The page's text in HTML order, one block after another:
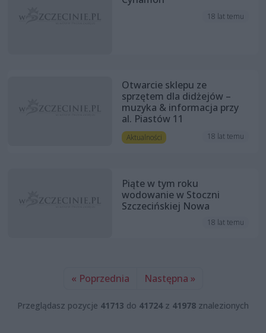
18 lat temu
Otwarcie sklepu ze
sprzętem dla didżejów –
muzyka & informacja przy
al. Piastów 11
Aktualności 18 lat temu
Piąte w tym roku
wodowanie w Stoczni
Szczecińskiej Nowa
18 lat temu
« Poprzednia Następna »
Przeglądasz pozycje 41713 do 41724z 41978 znalezionych